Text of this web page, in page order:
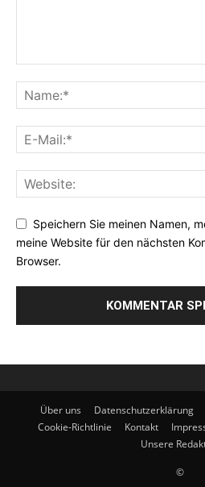
Speichern Sie meinen Namen,
meine Website für den nächsten
Browser.
Über uns Datenschutzerklärung
Cookie-Richtlinie
Kontakt
Unsere
©